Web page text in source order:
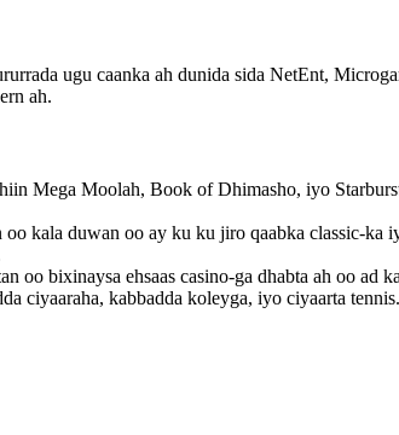
ugu caanka ah dunida sida NetEnt,
ah.
Mega Moolah, Book of Dhimasho, iyo
kala duwan oo ay ku ku jiro qaabka classic-ka
oo bixinaysa ehsaas casino-ga dhabta ah oo ad
ciyaaraha, kabbadda koleyga, iyo ciyaarta tennis.